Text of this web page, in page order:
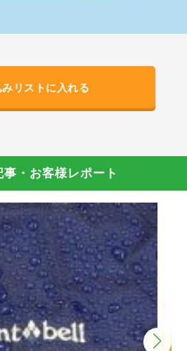
みリストに入れる
事・お客様レポート